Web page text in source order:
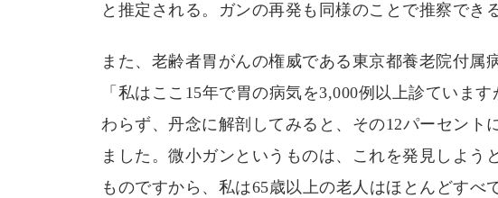
と推定される。ガンの再発も同様のことで推察でき
また、老齢者胃がんの権威である東京都養老院付属
「私はここ15年で胃の病気を3,000例以上診ていま
わらず、丹念に解剖してみると、その12パーセント
ました。微小ガンというものは、これを発見しよう
ものですから、私は65歳以上の老人はほとんどすべ